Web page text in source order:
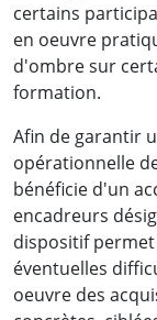
certains
en oeuvre
d'ombre sur
formation.
Afin de garantir
opérationnelle
bénéficie d'un
encadreurs
dispositif
éventuelles
oeuvre des
Chef de
Société